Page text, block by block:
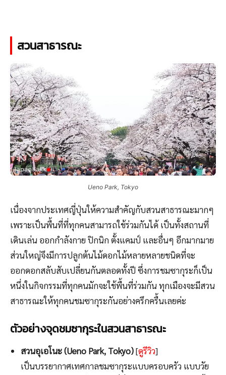
สวนสาธารณะ
Ueno Park, Tokyo
เนื่องจากประเทศญี่ปุ่นให้ความสำคัญกับสวนสาธารณะมากๆ
เพราะเป็นพื้นที่ที่ทุกคนสามารถใช้ร่วมกันได้ เป็นทั้งสถานที่
เดินเล่น ออกกำลังกาย ปิกนิก ตั้งแคมป์ และอื่นๆ อีกมากมาย
ส่วนใหญ่จึงมีการปลูกต้นไม้ดอกไม้หลายหลายชนิดที่จะ
ออกดอกสลับสับเปลี่ยนกันตลอดทั้งปี ซึ่งการชมซากุระก็เป็น
หนึ่งในกิจกรรมที่ทุกคนมักจะใช้พื้นที่ร่วมกัน ทุกเมืองจะมีสวน
สาธารณะให้ทุกคนชมซากุระกันอย่างครึกครื้นเลยค่ะ
ตัวอย่างจุดชมซากุระในสวนสาธารณะ
สวนอุเอโนะ (Ueno Park, Tokyo)[ดูรีวิว]
เป็นบรรยากาศเทศกาลชมซากุระแบบครอบครัว แบบวัย